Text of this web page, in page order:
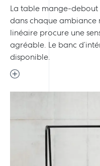
La table mange-debout
dans chaque ambiance
linéaire procure une
agréable. Le banc
disponible.